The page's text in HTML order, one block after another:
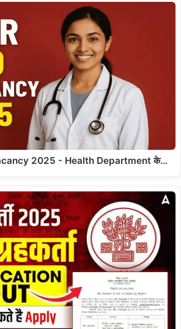
2025 - Health Department के…